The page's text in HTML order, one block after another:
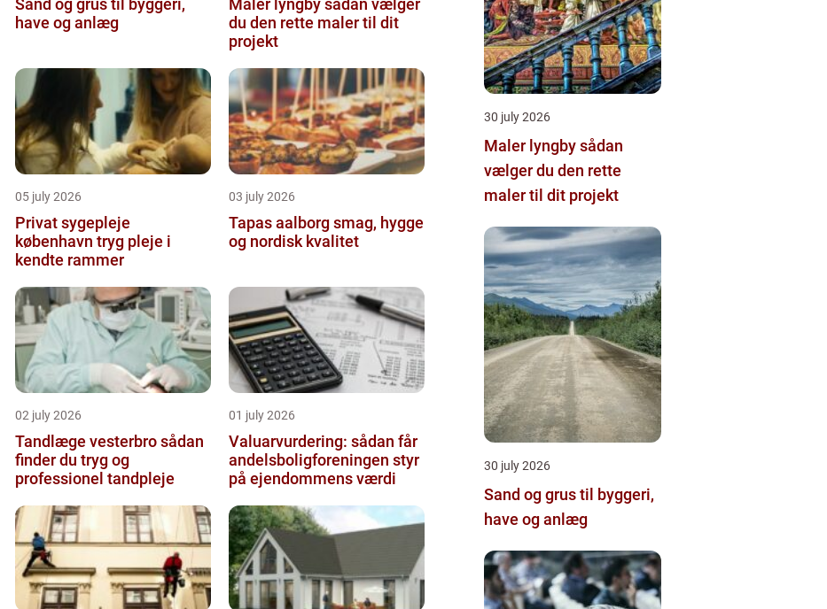
Sand og grus til byggeri,
have og anlæg
Maler lyngby sådan vælger
du den rette maler til dit
projekt
05 july 2026
Privat sygepleje
københavn tryg pleje i
kendte rammer
03 july 2026
Tapas aalborg smag, hygge
og nordisk kvalitet
02 july 2026
Tandlæge vesterbro sådan
finder du tryg og
professionel tandpleje
01 july 2026
Valuarvurdering: sådan får
andelsboligforeningen styr
på ejendommens værdi
30 july 2026
Maler lyngby sådan
vælger du den rette
maler til dit projekt
30 july 2026
Sand og grus til byggeri,
have og anlæg